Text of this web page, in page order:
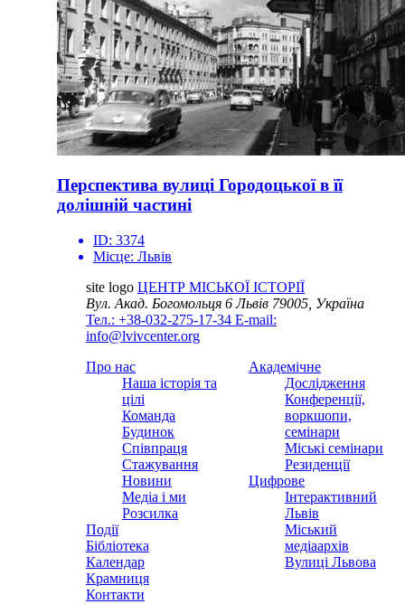
Перспектива вулиці Городоцької в її
долішній частині
ID: 3374
Місце: Львів
site logo ЦЕНТР МІСЬКОЇ ІСТОРІЇ
Вул. Акад. Богомольця 6Львів 79005, Україна
Тел.: +38-032-275-17-34 E-mail:
info@lvivcenter.org
Про нас
Наша історія та
цілі
Команда
Будинок
Співпраця
Стажування
Новини
Медіа і ми
Розсилка
Події
Бібліотека
Календар
Крамниця
Контакти
Академічне
Дослідження
Конференції,
воркшопи,
семінари
Міські семінари
Резиденції
Цифрове
Інтерактивний
Львів
Міський
медіаархів
Вулиці Львова